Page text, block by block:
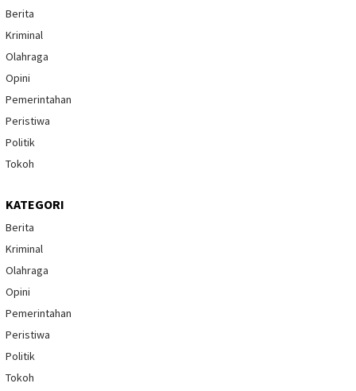
Berita
Kriminal
Olahraga
Opini
Pemerintahan
Peristiwa
Politik
Tokoh
KATEGORI
Berita
Kriminal
Olahraga
Opini
Pemerintahan
Peristiwa
Politik
Tokoh